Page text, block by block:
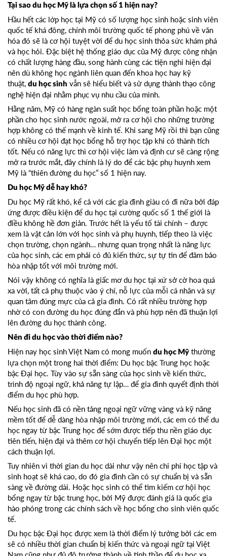
Tại sao du học Mỹ là lựa chọn số 1 hiện nay?
Hầu hết các lớp học tại Mỹ có số lượng học sinh hoặc sinh viên
quốc tế khá đông, chính môi trường quốc tế phong phú về văn
hóa đó sẽ là cơ hội tuyệt vời để du học sinh thỏa sức khám phá
và học hỏi. Đặc biệt hệ thống giáo dục của Mỹ được công nhận
có chất lượng hàng đầu, song hành cùng các tiện nghi hiện đại
nên dù không học ngành liên quan đến khoa học hay kỹ
thuật, du học sinh vẫn sẽ hiểu biết và sử dụng thành thạo công
nghệ hiện đại nhằm phục vụ nhu cầu của mình.
Hằng năm, Mỹ có hàng ngàn suất học bổng toàn phần hoặc một
phần cho học sinh nước ngoài, mở ra cơ hội cho những trường
hợp không có thế mạnh về kinh tế. Khi sang Mỹ rồi thì bạn cũng
có nhiều cơ hội đạt học bổng hỗ trợ học tập khi có thành tích
tốt. Nếu có năng lực thì cơ hội việc làm và định cư sẽ càng rộng
mở ra trước mắt, đây chính là lý do để các bậc phụ huynh xem
Mỹ là “thiên đường du học” số 1 hiện nay.
Du học Mỹ dễ hay khó?
Du học Mỹ rất khó, kể cả với các gia đình giàu có đi nữa bởi đáp
ứng được điều kiện để du học tại cường quốc số 1 thế giới là
điều không hề đơn giản. Trước hết là yếu tố tài chính – được
xem là vật cản lớn với học sinh và phụ huynh, tiếp theo là việc
chọn trường, chọn ngành… nhưng quan trọng nhất là năng lực
của học sinh, các em phải có đủ kiến thức, sự tự tin để đảm bảo
hòa nhập tốt với môi trường mới.
Nói vậy không có nghĩa là giấc mơ du học tại xứ sở cờ hoa quá
xa vời, tất cả phụ thuộc vào ý chí, nỗ lực của mỗi cá nhân và sự
quan tâm đúng mực của cả gia đình. Có rất nhiều trường hợp
nhờ có con đường du học đúng đắn và phù hợp nên đã thuận lợi
lên đường du học thành công.
Nên đi du học vào thời điểm nào?
Hiện nay học sinh Việt Nam có mong muốn du học Mỹ thường
lựa chọn một trong hai thời điểm: Du học bậc Trung học hoặc
bậc Đại học. Tùy vào sự sẵn sàng của học sinh về kiến thức,
trình độ ngoại ngữ, khả năng tự lập… để gia đình quyết định thời
điểm du học phù hợp.
Nếu học sinh đã có nền tảng ngoại ngữ vững vàng và kỹ năng
mềm tốt để dễ dàng hòa nhập môi trường mới, các em có thể du
học ngay từ bậc Trung học để sớm được tiếp thu nền giáo dục
tiên tiến, hiện đại và thêm cơ hội chuyển tiếp lên Đại học một
cách thuận lợi.
Tuy nhiên vì thời gian du học dài như vậy nên chi phí học tập và
sinh hoạt sẽ khá cao, do đó gia đình cần có sự chuẩn bị và sẵn
sàng về đường dài. Hoặc học sinh có thể tìm kiếm cơ hội học
bổng ngay từ bậc trung học, bởi Mỹ được đánh giá là quốc gia
hào phóng trong các chính sách về học bổng cho sinh viên quốc
tế.
Du học bậc Đại học được xem là thời điểm lý tưởng bởi các em
sẽ có nhiều thời gian chuẩn bị kiến thức và ngoại ngữ tại Việt